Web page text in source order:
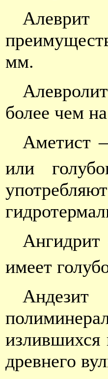
мм.
более чем
Аметист
или
имеет
излившихся
древнего